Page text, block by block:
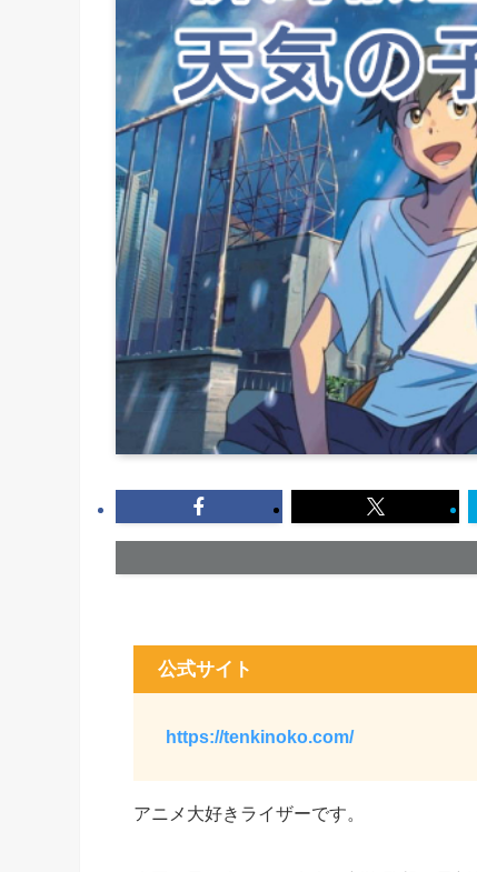
公式サイト
https://tenkinoko.com/
アニメ大好きライザーです。